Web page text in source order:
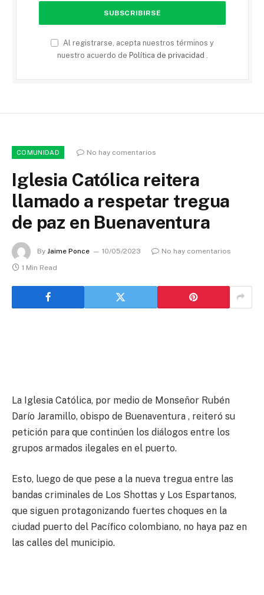
Al registrarse, acepta nuestros términos y
nuestro acuerdo de Política de privacidad
COMUNIDAD No hay comentarios
Iglesia Católica reitera
llamado a respetar tregua
de paz en Buenaventura
By Jaime Ponce 10/05/2023
No hay comentarios
1 Min Read
La Iglesia Católica, por medio de Monseñor Rubén
Darío Jaramillo, obispo de Buenaventura , reiteró su
petición para que continúen los diálogos entre los
grupos armados ilegales en el puerto.
Esto, luego de que pese a la nueva tregua entre las
bandas criminales de Los Shottas y Los Espartanos,
que siguen protagonizando fuertes choques en la
ciudad puerto del Pacífico colombiano, no haya paz en
las calles del municipio.